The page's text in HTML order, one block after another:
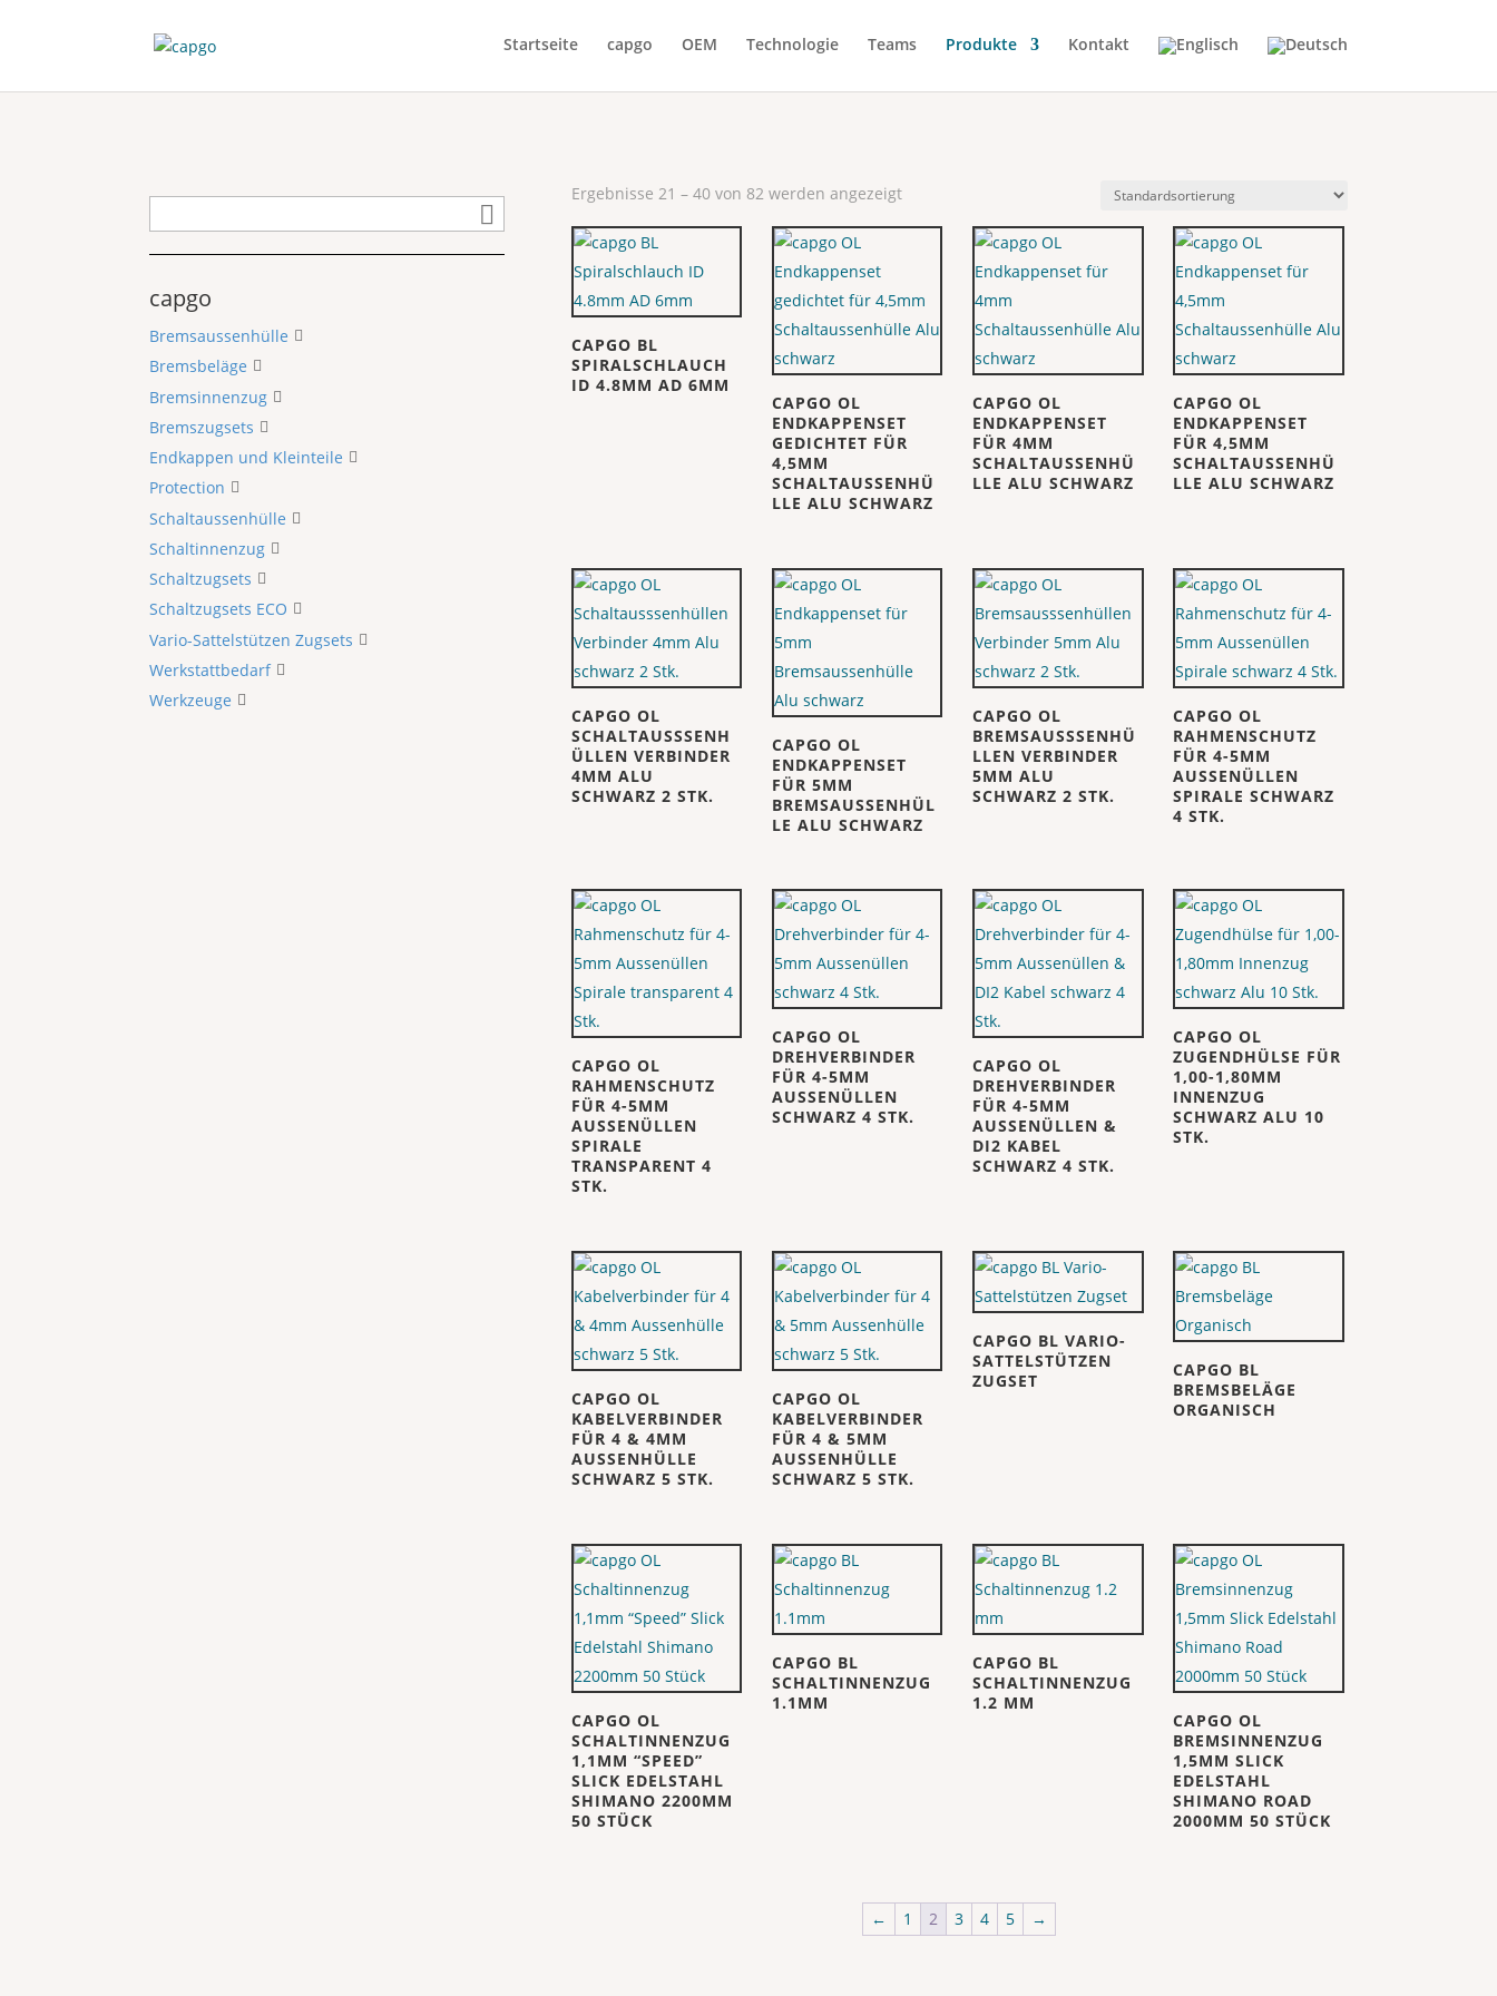
Startseite capgo OEM Technologie Teams Produkte Kontakt
capgo
Bremsaussenhülle
Bremsbeläge
Bremsinnenzug
Bremszugsets
Endkappen und Kleinteile
Protection
Schaltaussenhülle
Schaltinnenzug
Schaltzugsets
Schaltzugsets ECO
Vario-Sattelstützen Zugsets
Werkstattbedarf
Werkzeuge
Ergebnisse 21 – 40 von 82 werden angezeigt
CAPGO BL
SPIRALSCHLAUCH
ID 4.8MM AD 6MM
CAPGO OL
ENDKAPPENSET
GEDICHTET FÜR
4,5MM
SCHALTAUSSENHÜ
LLE ALU SCHWARZ
CAPGO OL
ENDKAPPENSET
FÜR 4MM
SCHALTAUSSENHÜ
LLE ALU SCHWARZ
CAPGO OL
ENDKAPPENSET
FÜR 4,5MM
SCHALTAUSSENHÜ
LLE ALU SCHWARZ
CAPGO OL
SCHALTAUSSSENH
ÜLLEN VERBINDER
4MM ALU
SCHWARZ 2 STK.
CAPGO OL
ENDKAPPENSET
FÜR 5MM
BREMSAUSSENHÜL
LE ALU SCHWARZ
CAPGO OL
BREMSAUSSSENHÜ
LLEN VERBINDER
5MM ALU
SCHWARZ 2 STK.
CAPGO OL
RAHMENSCHUTZ
FÜR 4-5MM
AUSSENÜLLEN
SPIRALE SCHWARZ
4 STK.
CAPGO OL
RAHMENSCHUTZ
FÜR 4-5MM
AUSSENÜLLEN
SPIRALE
TRANSPARENT 4
STK.
CAPGO OL
DREHVERBINDER
FÜR 4-5MM
AUSSENÜLLEN
SCHWARZ 4 STK.
CAPGO OL
DREHVERBINDER
FÜR 4-5MM
AUSSENÜLLEN &
DI2 KABEL
SCHWARZ 4 STK.
CAPGO OL
ZUGENDHÜLSE FÜR
1,00-1,80MM
INNENZUG
SCHWARZ ALU 10
STK.
CAPGO OL
KABELVERBINDER
FÜR 4 & 4MM
AUSSENHÜLLE
SCHWARZ 5 STK.
CAPGO OL
KABELVERBINDER
FÜR 4 & 5MM
AUSSENHÜLLE
SCHWARZ 5 STK.
CAPGO BL VARIO-
SATTELSTÜTZEN
ZUGSET
CAPGO BL
BREMSBELÄGE
ORGANISCH
CAPGO OL
SCHALTINNENZUG
1,1MM “SPEED”
SLICK EDELSTAHL
SHIMANO 2200MM
50 STÜCK
CAPGO BL
SCHALTINNENZUG
1.1MM
CAPGO BL
SCHALTINNENZUG
1.2 MM
CAPGO OL
BREMSINNENZUG
1,5MM SLICK
EDELSTAHL
SHIMANO ROAD
2000MM 50 STÜCK
← 1 2 3 4 5 →